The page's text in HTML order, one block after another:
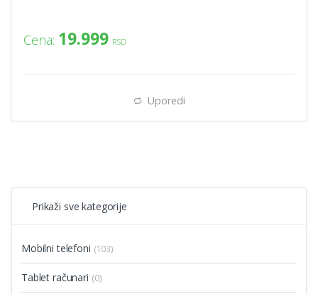
Cena: 19.999 RSD
Uporedi
Prikaži sve kategorije
Mobilni telefoni (103)
Tablet računari (0)